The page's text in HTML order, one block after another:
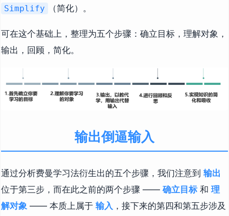
Simplify （简化）。
可在这个基础上，整理为五个步骤：确立目标，理解对象，
输出，回顾，简化。
输出倒逼输入
通过分析费曼学习法衍生出的五个步骤，我们注意到 输出
位于第三步，而在此之前的两个步骤 —— 确立目标 和 理
解对象 —— 本质上属于 输入 ，接下来的第四和第五步涉及